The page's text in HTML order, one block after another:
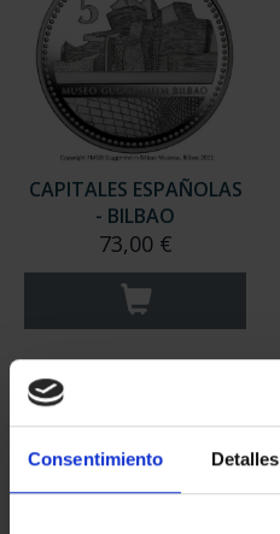
Consentimiento Detalles
CAPITALES ESPAÑOLAS
- BILBAO
73,00 €